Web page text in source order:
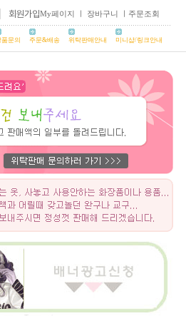
회원가입My페이지 ㅣ 장바구니 ㅣ 주문조회
품문의 주문&배송 위탁판매안내 미니샵/링크안내